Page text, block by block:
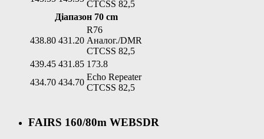
CTCSS 82,5
Діапазон 70 cm
438.80 431.20
R76
Аналог./DMR
CTCSS 82,5
439.45 431.85 173.8
434.70 434.70
Echo Repeater
CTCSS 82,5
FAIRS 160/80m WEBSDR